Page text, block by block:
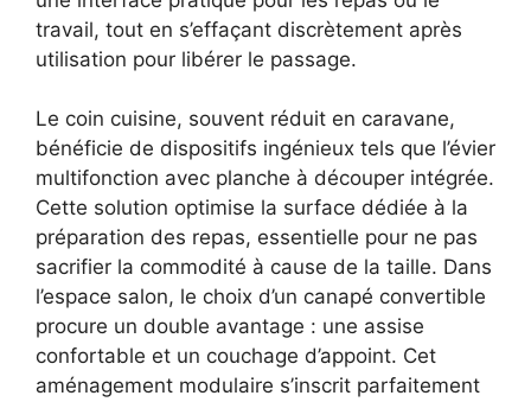
travail, tout en s’effaçant discrètement après
utilisation pour libérer le passage.
Le coin cuisine, souvent réduit en caravane,
bénéficie de dispositifs ingénieux tels que l’évier
multifonction avec planche à découper intégrée.
Cette solution optimise la surface dédiée à la
préparation des repas, essentielle pour ne pas
sacrifier la commodité à cause de la taille. Dans
l’espace salon, le choix d’un canapé convertible
procure un double avantage : une assise
confortable et un couchage d’appoint. Cet
aménagement modulaire s’inscrit parfaitement